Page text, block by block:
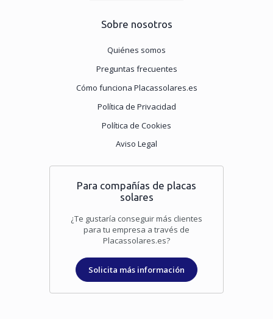
Sobre nosotros
Quiénes somos
Preguntas frecuentes
Cómo funciona Placassolares.es
Política de Privacidad
Política de Cookies
Aviso Legal
Para compañías de placas
solares
¿Te gustaría conseguir más clientes
para tu empresa a través de
Placassolares.es?
Solicita más información